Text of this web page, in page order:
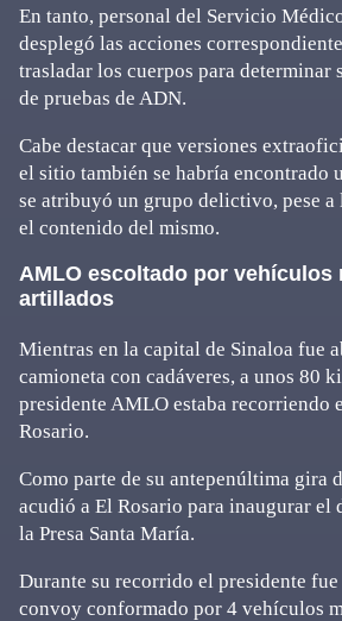
En tanto, personal del Servicio
desplegó las acciones
trasladar los cuerpos para determinar
de pruebas de ADN.
Cabe destacar que versiones
el sitio también se habría encontrado
se atribuyó un grupo delictivo, pese a
el contenido del mismo.
AMLO escoltado por vehículos
artillados
Mientras en la capital de Sinaloa fue
camioneta con cadáveres, a unos 80
presidente AMLO estaba recorriendo
Rosario.
Como parte de su antepenúltima gira
acudió a El Rosario para inaugurar el
la Presa Santa María.
Durante su recorrido el presidente
convoy conformado por 4 vehículos